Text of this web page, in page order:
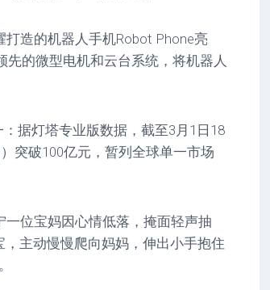
造的机器人手机Robot Phone亮
的微型电机和云台系统，将机器人
据灯塔专业版数据，截至3月1日18
突破100亿元，暂列全球单一市场
位宝妈因心情低落，掩面轻声抽
主动慢慢爬向妈妈，伸出小手抱住